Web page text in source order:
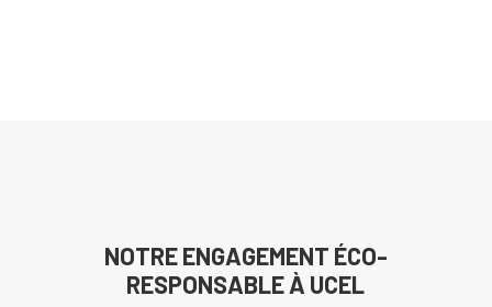
NOTRE ENGAGEMENT ÉCO-
RESPONSABLE À UCEL